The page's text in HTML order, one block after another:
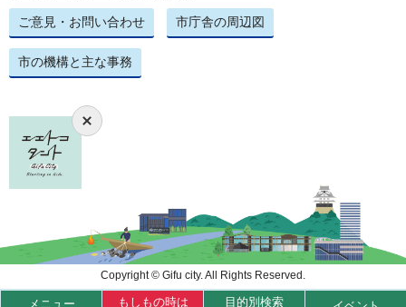
メニュー もしもの時は 目的別検索
ご意見・お問い合わせ 市庁舎の周辺図
市の機構と主な事務
Copyright © Gifu city. All Rights Reserved.